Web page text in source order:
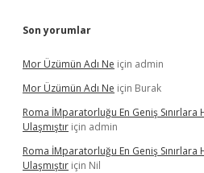
Son yorumlar
Mor Üzümün Adı Ne için admin
Mor Üzümün Adı Ne için Burak
Roma İMparatorluğu En Geniş
Ulaşmıştır için admin
Roma İMparatorluğu En Geniş
Ulaşmıştır için Nil